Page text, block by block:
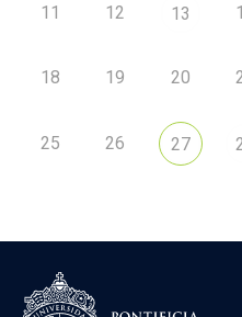
11 12 13
18 19 20
25 26 27